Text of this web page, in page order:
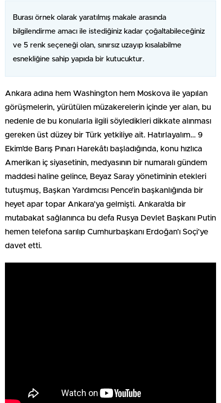
Burası örnek olarak yaratılmış makale arasında
bilgilendirme amacı ile istediğiniz kadar çoğaltabileceğiniz
ve 5 renk seçeneği olan, sınırsız uzayıp kısalabilme
esnekliğine sahip yapıda bir kutucuktur.
Ankara adına hem Washington hem Moskova ile yapılan
görüşmelerin, yürütülen müzakerelerin içinde yer alan, bu
nedenle de bu konularla ilgili söyledikleri dikkate alınması
gereken üst düzey bir Türk yetkiliye ait. Hatırlayalım… 9
Ekim’de Barış Pınarı Harekâtı başladığında, konu hızlıca
Amerikan iç siyasetinin, medyasının bir numaralı gündem
maddesi haline gelince, Beyaz Saray yönetiminin etekleri
tutuşmuş, Başkan Yardımcısı Pence’in başkanlığında bir
heyet apar topar Ankara’ya gelmişti. Ankara’da bir
mutabakat sağlanınca bu defa Rusya Devlet Başkanı Putin
hemen telefona sarılıp Cumhurbaşkanı Erdoğan’ı Soçi’ye
davet etti.